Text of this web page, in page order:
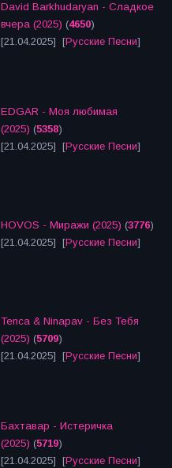
David Barkhudaryan - Сладкое
вчера (2025) (4650)
[21.04.2025] [Русские Песни]
EDGAR - Моя любимая
(2025) (5358)
[21.04.2025] [Русские Песни]
HOVOS - Миражи (2025) (3776)
[21.04.2025] [Русские Песни]
Tenca & Ninapav - Без Тебя
(2025) (5709)
[21.04.2025] [Русские Песни]
Бахтавар - Истеричка
(2025) (5719)
[21.04.2025] [Русские Песни]